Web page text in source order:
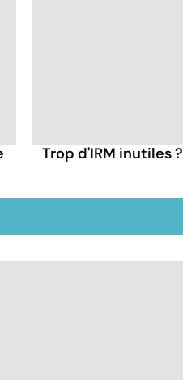
Trop d'IRM inutiles ?